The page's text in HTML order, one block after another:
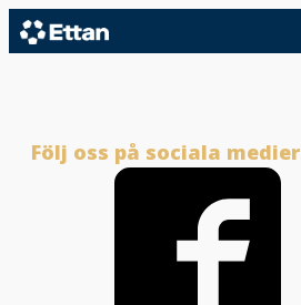
Följ oss på sociala medier